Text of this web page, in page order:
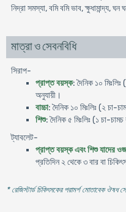
নিদ্রা সমস্যা, বমি বমি ভাব, ক্ষুধামান্দ্য,
মাত্রা ও সেবনবিধি
সিরাপ-
প্রাপ্ত বয়স্ক: দৈনিক ১০
অনুযায়ী।
বাচ্চা: দৈনিক ১০ মিঃলিঃ (২ চা-
শিশু: দৈনিক ৫ মিঃলিঃ (১ চা-
ট্যাবলেট-
প্রাপ্ত বয়স্ক এবং শিশু যাদের
প্রতিদিন ২ থেকে ৩ বার বা
* রেজিস্টার্ড চিকিৎসকের পরামর্শ মোতাবেক ঔষধ